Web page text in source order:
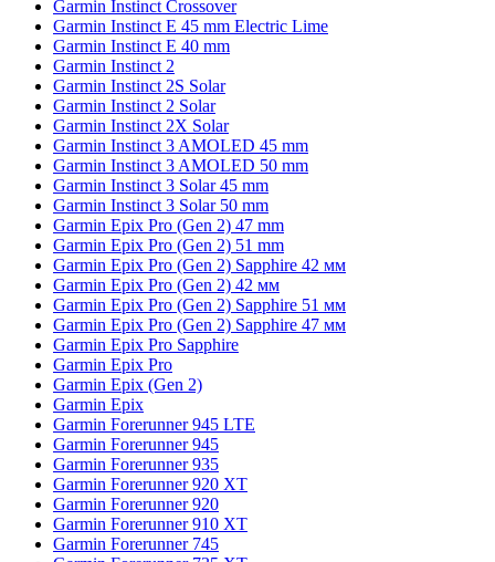
Garmin Instinct Crossover
Garmin Instinct E 45 mm Electric Lime
Garmin Instinct E 40 mm
Garmin Instinct 2
Garmin Instinct 2S Solar
Garmin Instinct 2 Solar
Garmin Instinct 2X Solar
Garmin Instinct 3 AMOLED 45 mm
Garmin Instinct 3 AMOLED 50 mm
Garmin Instinct 3 Solar 45 mm
Garmin Instinct 3 Solar 50 mm
Garmin Epix Pro (Gen 2) 47 mm
Garmin Epix Pro (Gen 2) 51 mm
Garmin Epix Pro (Gen 2) Sapphire 42 мм
Garmin Epix Pro (Gen 2) 42 мм
Garmin Epix Pro (Gen 2) Sapphire 51 мм
Garmin Epix Pro (Gen 2) Sapphire 47 мм
Garmin Epix Pro Sapphire
Garmin Epix Pro
Garmin Epix (Gen 2)
Garmin Epix
Garmin Forerunner 945 LTE
Garmin Forerunner 945
Garmin Forerunner 935
Garmin Forerunner 920 XT
Garmin Forerunner 920
Garmin Forerunner 910 XT
Garmin Forerunner 745